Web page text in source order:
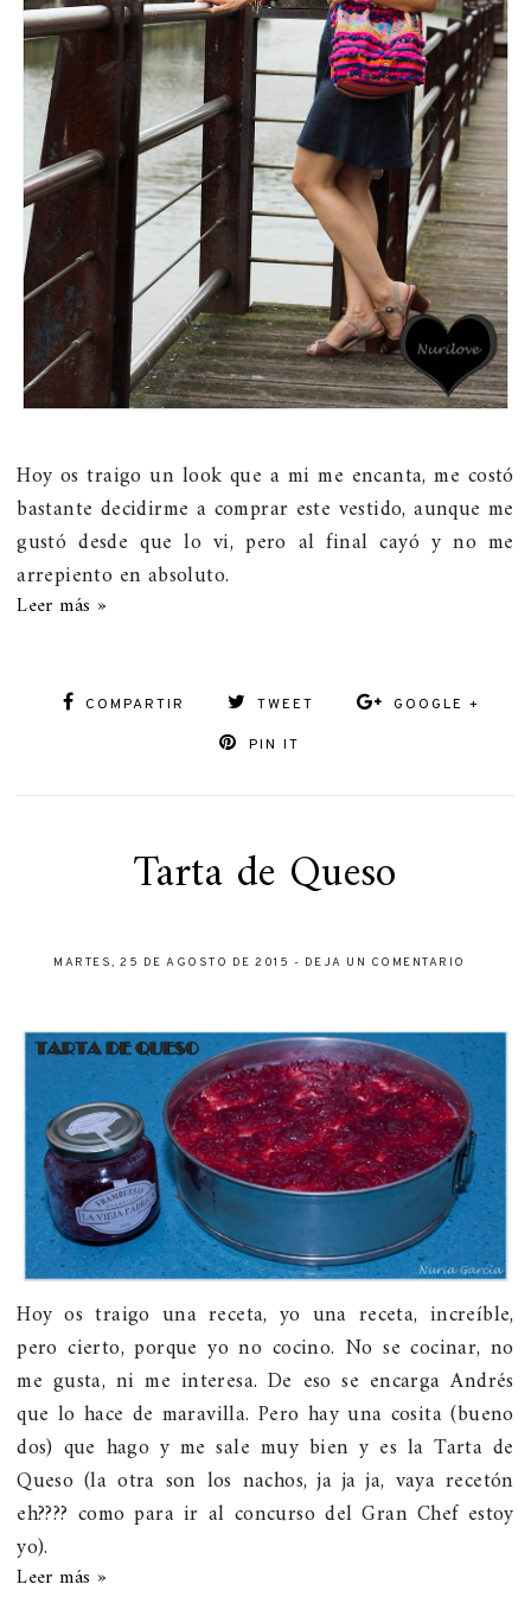
Hoy os traigo un look que a mi me encanta, me costó
bastante decidirme a comprar este vestido, aunque me
gustó desde que lo vi, pero al final cayó y no me
arrepiento en absoluto.
Leer más »
COMPARTIR TWEET GOOGLE +
PIN IT
Tarta de Queso
MARTES, 25 DE AGOSTO DE 2015 - DEJA UN COMENTARIO
Hoy os traigo una receta, yo una receta, increíble,
pero cierto, porque yo no cocino. No se cocinar, no
me gusta, ni me interesa. De eso se encarga Andrés
que lo hace de maravilla. Pero hay una cosita (bueno
dos) que hago y me sale muy bien y es la Tarta de
Queso (la otra son los nachos, ja ja ja, vaya recetón
eh???? como para ir al concurso del Gran Chef estoy
yo).
Leer más »